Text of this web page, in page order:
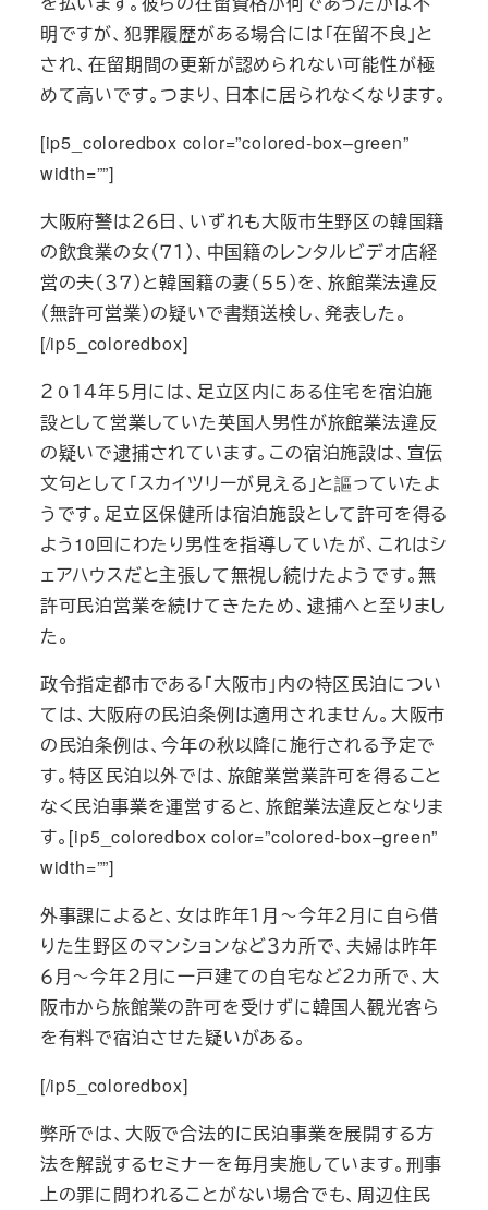
明ですが、犯罪履歴がある場合には「在留不良」と
され、在留期間の更新が認められない可能性が極
めて高いです。つまり、日本に居られなくなります。
[ip5_coloredbox color=”colored-box–green”
width=””]
大阪府警は２６日、いずれも大阪市生野区の韓国籍
の飲食業の女（７１）、中国籍のレンタルビデオ店経
営の夫（３７）と韓国籍の妻（５５）を、旅館業法違反
（無許可営業）の疑いで書類送検し、発表した。
[/ip5_coloredbox]
２０１４年５月には、足立区内にある住宅を宿泊施
設として営業していた英国人男性が旅館業法違反
の疑いで逮捕されています。この宿泊施設は、宣伝
文句として「スカイツリーが見える」と謳っていたよ
うです。足立区保健所は宿泊施設として許可を得る
よう10回にわたり男性を指導していたが、これはシ
ェアハウスだと主張して無視し続けたようです。無
許可民泊営業を続けてきたため、逮捕へと至りまし
た。
政令指定都市である「大阪市」内の特区民泊につい
ては、大阪府の民泊条例は適用されません。大阪市
の民泊条例は、今年の秋以降に施行される予定で
す。特区民泊以外では、旅館業営業許可を得ること
なく民泊事業を運営すると、旅館業法違反となりま
す。[ip5_coloredbox color=”colored-box–green”
width=””]
外事課によると、女は昨年１月～今年２月に自ら借
りた生野区のマンションなど３カ所で、夫婦は昨年
６月～今年２月に一戸建ての自宅など２カ所で、大
阪市から旅館業の許可を受けずに韓国人観光客ら
を有料で宿泊させた疑いがある。
[/ip5_coloredbox]
弊所では、大阪で合法的に民泊事業を展開する方
法を解説するセミナーを毎月実施しています。刑事
上の罪に問われることがない場合でも、周辺住民